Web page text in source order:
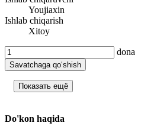
Youjiaxin
Ishlab chiqarish
Xitoy
dona
Savatchaga qo‘shish
Показать ещё
Do'kon haqida